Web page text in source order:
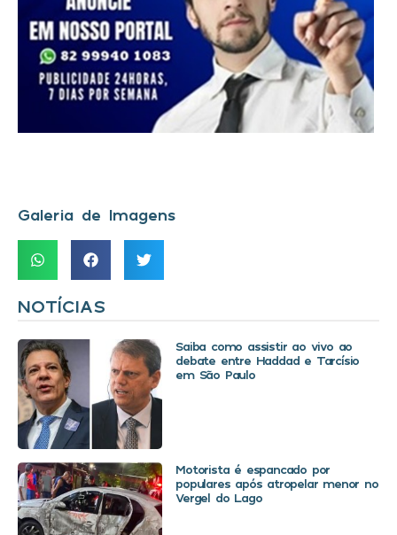
Galeria de Imagens
NOTÍCIAS
Saiba como assistir ao vivo ao
debate entre Haddad e Tarcísio
em São Paulo
Motorista é espancado por
populares após atropelar menor no
Vergel do Lago